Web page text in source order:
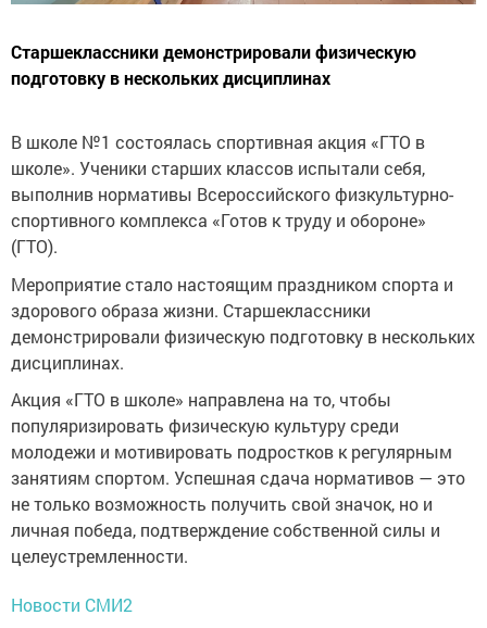
Старшеклассники демонстрировали физическую
подготовку в нескольких дисциплинах
В школе №1 состоялась спортивная акция «ГТО в
школе». Ученики старших классов испытали себя,
выполнив нормативы Всероссийского физкультурно-
спортивного комплекса «Готов к труду и обороне»
(ГТО).
Мероприятие стало настоящим праздником спорта и
здорового образа жизни. Старшеклассники
демонстрировали физическую подготовку в нескольких
дисциплинах.
Акция «ГТО в школе» направлена на то, чтобы
популяризировать физическую культуру среди
молодежи и мотивировать подростков к регулярным
занятиям спортом. Успешная сдача нормативов — это
не только возможность получить свой значок, но и
личная победа, подтверждение собственной силы и
целеустремленности.
Новости СМИ2